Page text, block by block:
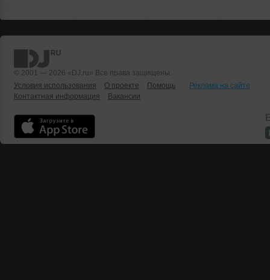
© 2001 — 2026 «DJ.ru» Все права защищены.
Условия использования
О проекте Помощь
Реклама на сайте
Контактная информация
Вакансии